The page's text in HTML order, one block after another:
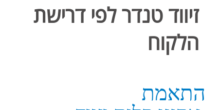
התאמת
ארגזי כלים וזיוד